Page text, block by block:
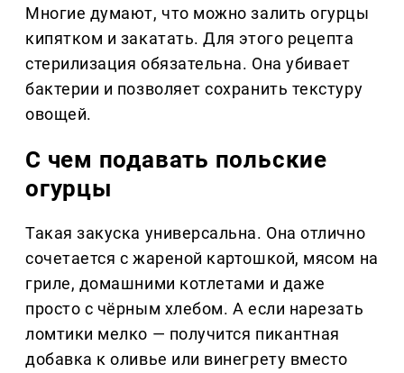
Многие думают, что можно залить огурцы
кипятком и закатать. Для этого рецепта
стерилизация обязательна. Она убивает
бактерии и позволяет сохранить текстуру
овощей.
С чем подавать польские
огурцы
Такая закуска универсальна. Она отлично
сочетается с жареной картошкой, мясом на
гриле, домашними котлетами и даже
просто с чёрным хлебом. А если нарезать
ломтики мелко — получится пикантная
добавка к оливье или винегрету вместо